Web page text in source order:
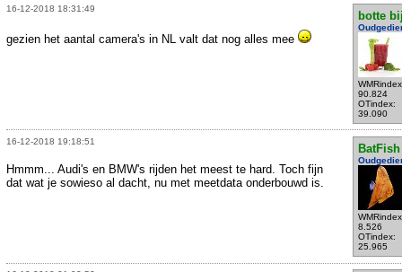
16-12-2018 18:31:49
botte
90.824
OTindex:
39.090
gezien het aantal camera's in NL valt dat nog alles mee
16-12-2018 19:18:51
BatFish
8.526
OTindex:
25.965
Hmmm... Audi's en BMW's rijden het meest te hard. Toch fijn
dat wat je sowieso al dacht, nu met meetdata onderbouwd is.